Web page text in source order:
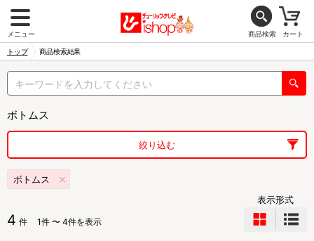
メニュー 商品検索 カート
トップ 商品検索結果
ボトムス
絞り込む
ボトムス
4 件 1件 〜 4件を表示
表示形式